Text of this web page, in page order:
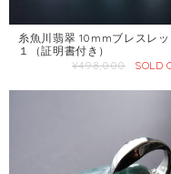
糸魚川翡翠 10mmブレスレッ
１（証明書付き）
¥498,000
SOLD